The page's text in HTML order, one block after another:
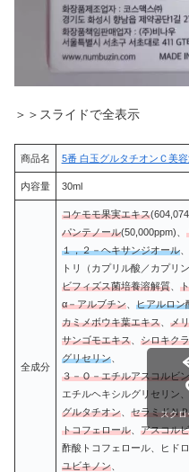
＞＞スライドで全表示
商品名 5番 白玉グルタチオンＣ美
内容量 30ml
全成分
コケモモ果実エキス
パンテノール(50,000ppm)、
１，２－ヘキサンジオール
トリ（カプリル酸／カプリ
ビフィズス菌培養溶解質、
α－アルブチン、 ヒアルロン
カミメボウキ葉エキス、 メ
サンゴモエキス、 シロキク
グリセリン、
３－Ｏ－エチルアスコルビ
エチルヘキシルグリセリン、
グルタチオン、 セラミドＮＰ
トコフェロール、 アスコル
酢酸トコフェロール、ヒド
ユビキノン、
スク